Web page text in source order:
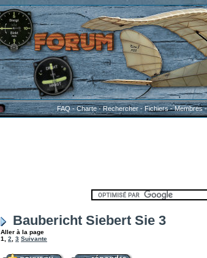
FAQ-Charte-Rechercher-Fichiers-Membres
Baubericht Siebert Sie 3
Aller à la page
1
2 3 Suivante